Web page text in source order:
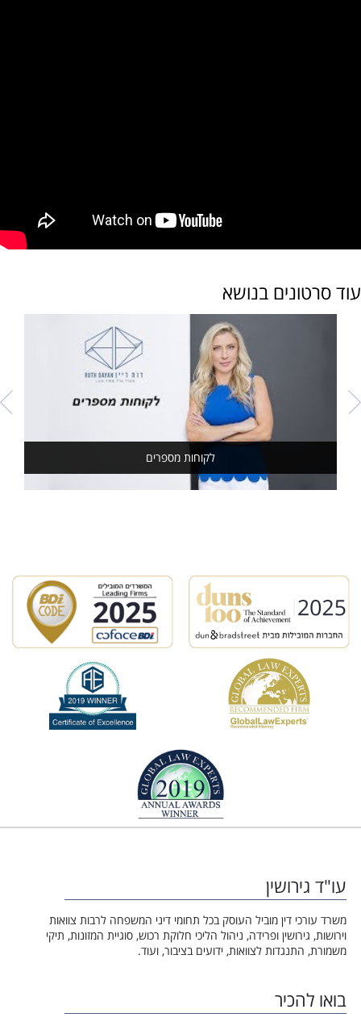
עוד סרטונים בנושא
לקוחות מספרים
עו"ד גירושין
משרד עורכי דין מוביל העוסק בכל תחומי דיני המשפחה לרבות צוואות
וירושות, גירושין ופרידה, ניהול הליכי חלוקת רכוש, סוגיית המזונות, תיקי
משמורת, התנגדות לצוואות, ידועים בציבור, ועוד.
בואו להכיר